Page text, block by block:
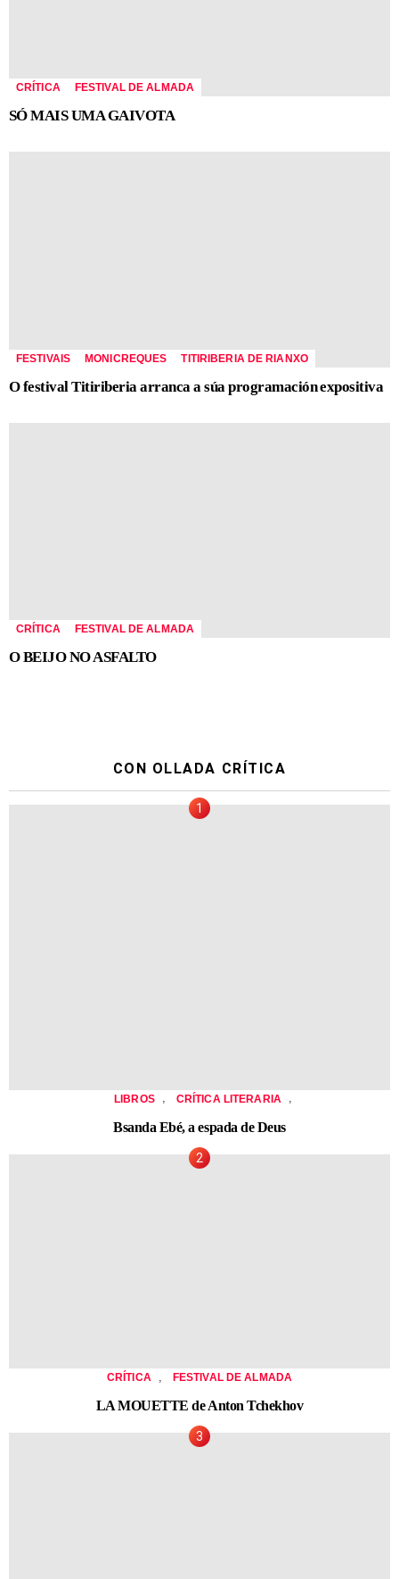
CRÍTICA FESTIVAL DE ALMADA
SÓ MAIS UMA GAIVOTA
FESTIVAIS MONICREQUES TITIRIBERIA DE RIANXO
O festival Titiriberia arranca a súa programación expositiva
CRÍTICA FESTIVAL DE ALMADA
O BEIJO NO ASFALTO
CON OLLADA CRÍTICA
LIBROS , CRÍTICA LITERARIA ,
Bsanda Ebé, a espada de Deus
CRÍTICA FESTIVAL DE ALMADA
LA MOUETTE de Anton Tchekhov